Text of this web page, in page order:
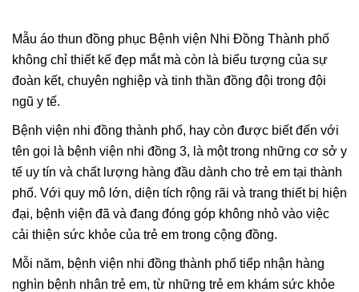
Mẫu áo thun đồng phục Bệnh viện Nhi Đồng Thành phố
không chỉ thiết kế đẹp mắt mà còn là biểu tượng của sự
đoàn kết, chuyên nghiệp và tinh thần đồng đội trong đội
ngũ y tế.
Bệnh viện nhi đồng thành phố, hay còn được biết đến với
tên gọi là bệnh viện nhi đồng 3, là một trong những cơ sở y
tế uy tín và chất lượng hàng đầu dành cho trẻ em tại thành
phố. Với quy mô lớn, diện tích rộng rãi và trang thiết bị hiện
đại, bệnh viện đã và đang đóng góp không nhỏ vào việc
cải thiện sức khỏe của trẻ em trong cộng đồng.
Mỗi năm, bệnh viện nhi đồng thành phố tiếp nhận hàng
nghìn bệnh nhân trẻ em, từ những trẻ em khám sức khỏe